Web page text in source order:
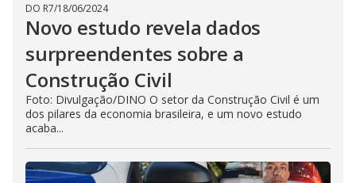
DO R7/18/06/2024
Novo estudo revela dados
surpreendentes sobre a
Construção Civil
Foto: Divulgação/DINO O setor da Construção Civil é um
dos pilares da economia brasileira, e um novo estudo
acaba...